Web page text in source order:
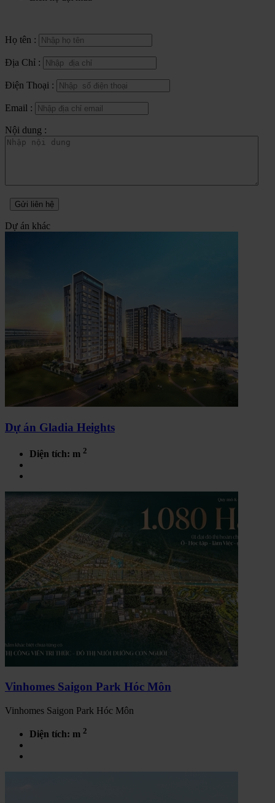
Họ tên :
Địa Chỉ :
Điện Thoại :
Email :
Nội dung :
Gửi liên hệ
Dự án khác
Dự án Gladia Heights
Diện tích: m 2
Vinhomes Saigon Park Hóc Môn
Vinhomes Saigon Park Hóc Môn
Diện tích: m 2